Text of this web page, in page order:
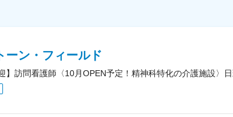
ーン・フィールド
】訪問看護師〈10月OPEN予定！精神科特化の介護施設〉